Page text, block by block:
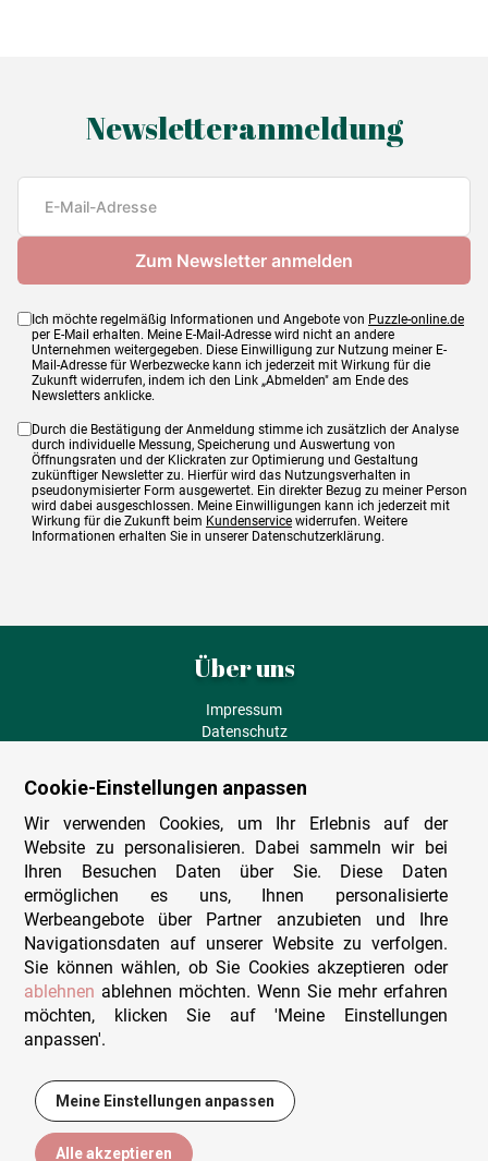
3667232501407
9,30 €
Newsletteranmeldung
Ich möchte regelmäßig Informationen und Angebote von Puzzle-online.de
per E-Mail erhalten. Meine E-Mail-Adresse wird nicht an andere
Unternehmen weitergegeben. Diese Einwilligung zur Nutzung meiner E-
Mail-Adresse für Werbezwecke kann ich jederzeit mit Wirkung für die
Zukunft widerrufen, indem ich den Link „Abmelden" am Ende des
Newsletters anklicke.
Durch die Bestätigung der Anmeldung stimme ich zusätzlich der Analyse
durch individuelle Messung, Speicherung und Auswertung von
Öffnungsraten und der Klickraten zur Optimierung und Gestaltung
zukünftiger Newsletter zu. Hierfür wird das Nutzungsverhalten in
pseudonymisierter Form ausgewertet. Ein direkter Bezug zu meiner Person
wird dabei ausgeschlossen. Meine Einwilligungen kann ich jederzeit mit
Wirkung für die Zukunft beim Kundenservice widerrufen. Weitere
Informationen erhalten Sie in unserer Datenschutzerklärung.
Über uns
Impressum
Datenschutz
Versand und Lieferung
Zahlungsarten
Herstellungsland
Widerruf
Sitemap
Beratung & Support
Wir sind persönlich erreichbar
+49 (0)341 4912 210
Kontakt-Formular
Cookie-Einstellungen anpassen
Wir verwenden Cookies, um Ihr Erlebnis auf der
Website zu personalisieren. Dabei sammeln wir bei
Ihren Besuchen Daten über Sie. Diese Daten
ermöglichen es uns, Ihnen personalisierte
Werbeangebote über Partner anzubieten und Ihre
Navigationsdaten auf unserer Website zu verfolgen.
Sie können wählen, ob Sie Cookies akzeptieren oder
ablehnen ablehnen möchten. Wenn Sie mehr erfahren
möchten, klicken Sie auf 'Meine Einstellungen
anpassen'.
Meine Einstellungen anpassen
Alle akzeptieren